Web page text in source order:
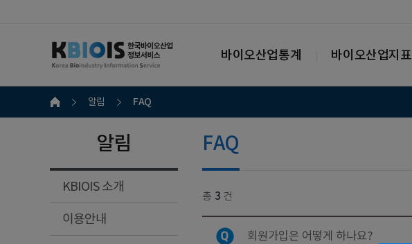
바이오산업통계 바이오산업지표
알림 FAQ
알림
KBIOIS 소개
이용안내
FAQ
총 3 건
회원가입은 어떻게 하나요?